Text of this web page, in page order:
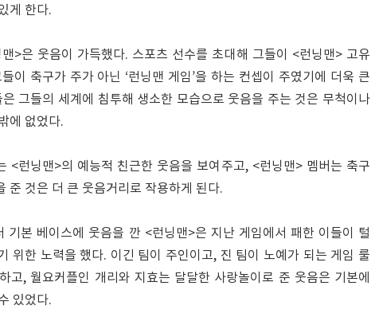
게 한다.
>은 웃음이 가득했다. 스포츠 선수를 초대해 그들이 <런닝맨> 고유
이 축구가 주가 아닌 ‘런닝맨 게임’을 하는 컨셉이 주였기에 더욱 큰
그들의 세계에 침투해 생소한 모습으로 웃음을 주는 것은 무척이나
에 없었다.
<런닝맨>의 예능적 친근한 웃음을 보여주고, <런닝맨> 멤버는 축구
준 것은 더 큰 웃음거리로 작용하게 된다.
기본 베이스에 웃음을 깐 <런닝맨>은 지난 게임에서 패한 이들이 털
위한 노력을 했다. 이긴 팀이 주인이고, 진 팀이 노예가 되는 게임 룰
고, 월요커플인 개리와 지효는 달달한 사랑놀이로 준 웃음은 기본에
있었다.